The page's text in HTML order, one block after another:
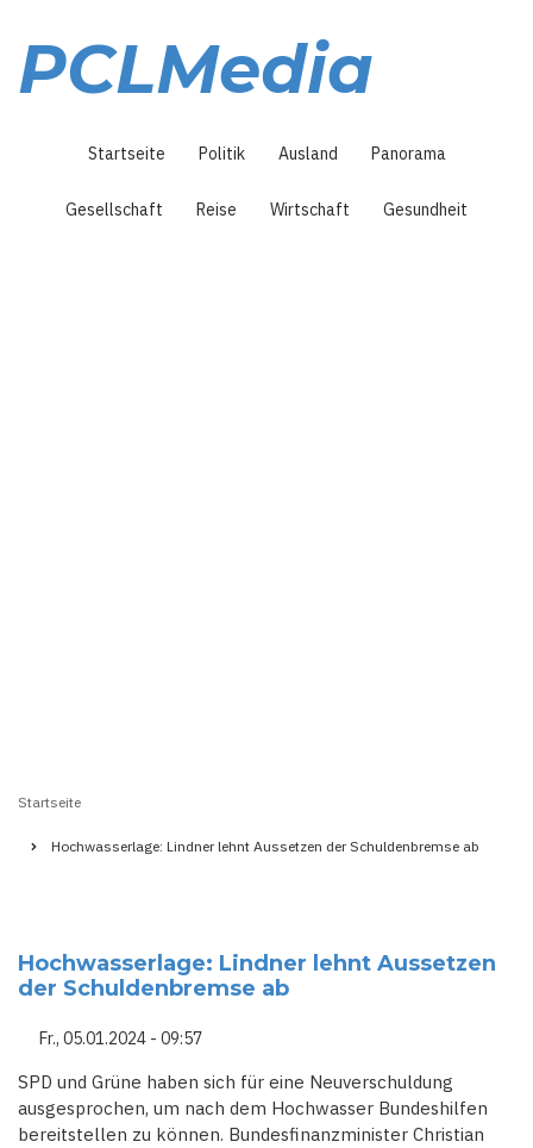
Inhalt
PCLMedia
Startseite Politik Ausland Panorama
Gesellschaft Reise Wirtschaft Gesundheit
Startseite
Hochwasserlage: Lindner lehnt Aussetzen der Schuldenbremse ab
Hochwasserlage: Lindner lehnt Aussetzen
der Schuldenbremse ab
Fr., 05.01.2024 - 09:57
SPD und Grüne haben sich für eine Neuverschuldung
ausgesprochen, um nach dem Hochwasser Bundeshilfen
bereitstellen zu können. Bundesfinanzminister Christian